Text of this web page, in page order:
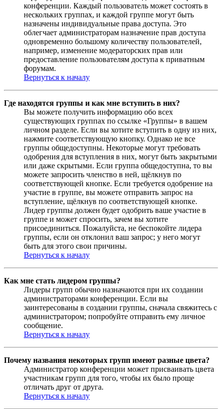
конференции. Каждый пользователь может состоять в
нескольких группах, и каждой группе могут быть
назначены индивидуальные права доступа. Это
облегчает администраторам назначение прав доступа
одновременно большому количеству пользователей,
например, изменение модераторских прав или
предоставление пользователям доступа к приватным
форумам.
Вернуться к началу
Где находятся группы и как мне вступить в них?
Вы можете получить информацию обо всех
существующих группах по ссылке «Группы» в вашем
личном разделе. Если вы хотите вступить в одну из них,
нажмите соответствующую кнопку. Однако не все
группы общедоступны. Некоторые могут требовать
одобрения для вступления в них, могут быть закрытыми
или даже скрытыми. Если группа общедоступна, то вы
можете запросить членство в ней, щёлкнув по
соответствующей кнопке. Если требуется одобрение на
участие в группе, вы можете отправить запрос на
вступление, щёлкнув по соответствующей кнопке.
Лидер группы должен будет одобрить ваше участие в
группе и может спросить, зачем вы хотите
присоединиться. Пожалуйста, не беспокойте лидера
группы, если он отклонил ваш запрос; у него могут
быть для этого свои причины.
Вернуться к началу
Как мне стать лидером группы?
Лидеры групп обычно назначаются при их создании
администраторами конференции. Если вы
заинтересованы в создании группы, сначала свяжитесь с
администратором; попробуйте отправить ему личное
сообщение.
Вернуться к началу
Почему названия некоторых групп имеют разные цвета?
Администратор конференции может присваивать цвета
участникам групп для того, чтобы их было проще
отличать друг от друга.
Вернуться к началу